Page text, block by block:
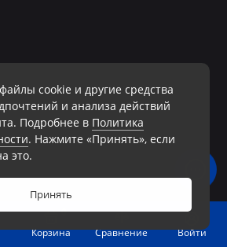
Корзина
0
Сравнение
Войти
cookie и другие средства
и анализа действий
Подробнее в Политика
. Нажмите «Принять», если
это.
Принять
Без перерывов и выходных